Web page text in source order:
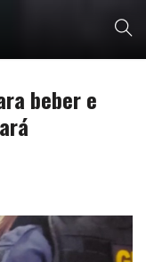
beber e